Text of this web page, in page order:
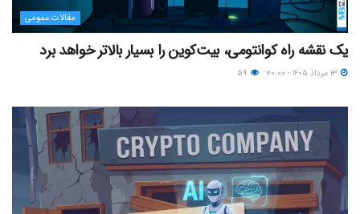
مقالات عمومی
یک نقشه راه کوانتومی، بیت‌کوین را بسیار بالاتر خواهد برد